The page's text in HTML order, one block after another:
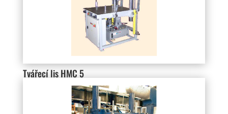
Tvářecí lis HMC 5